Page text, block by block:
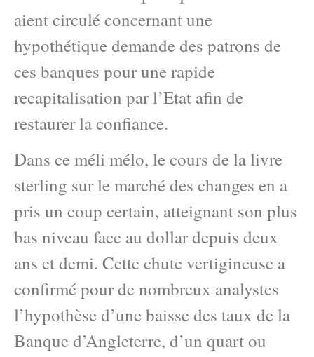
aient circulé concernant une
hypothétique demande des patrons de
ces banques pour une rapide
recapitalisation par l’Etat afin de
restaurer la confiance.
Dans ce méli mélo, le cours de la livre
sterling sur le marché des changes en a
pris un coup certain, atteignant son plus
bas niveau face au dollar depuis deux
ans et demi. Cette chute vertigineuse a
confirmé pour de nombreux analystes
l’hypothèse d’une baisse des taux de la
Banque d’Angleterre, d’un quart ou